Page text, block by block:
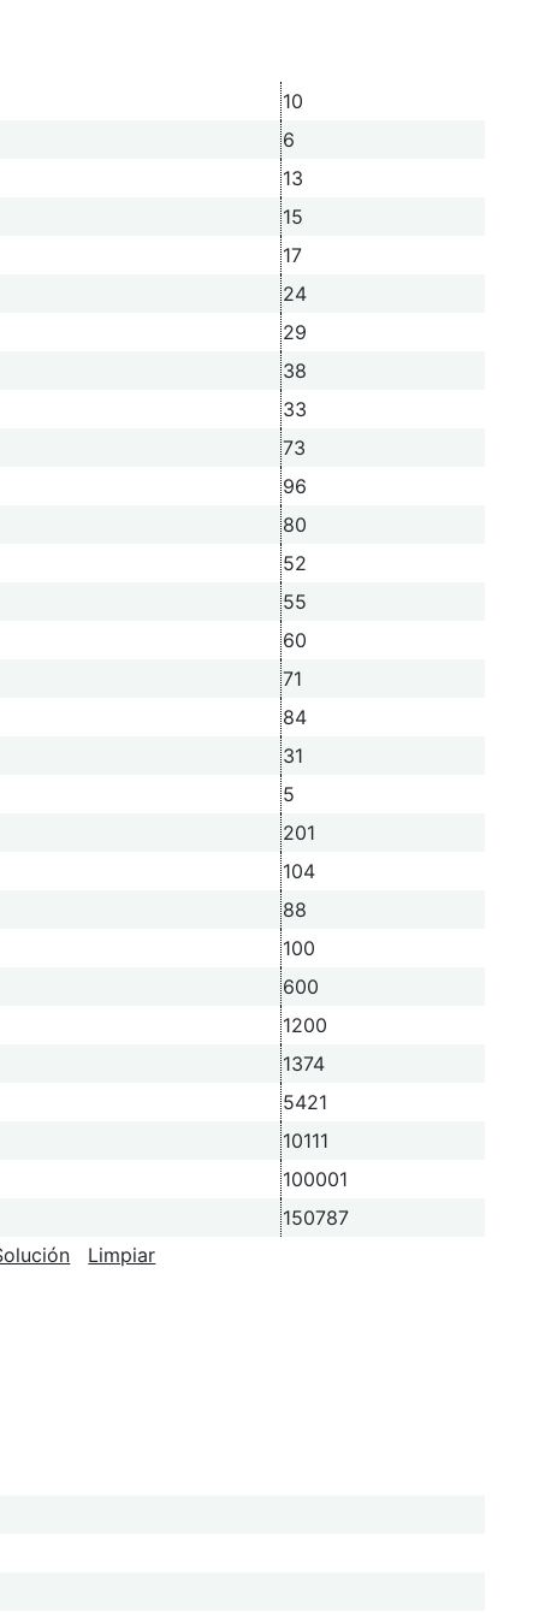
10
6
13
15
17
24
29
38
33
73
96
80
52
55
60
71
84
31
5
201
104
88
100
600
1200
1374
5421
10111
100001
150787
Limpiar